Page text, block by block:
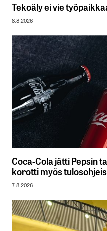
Tekoäly ei vie
8.8.2026
Coca-Cola jätti Pepsin
korotti myös
7.8.2026